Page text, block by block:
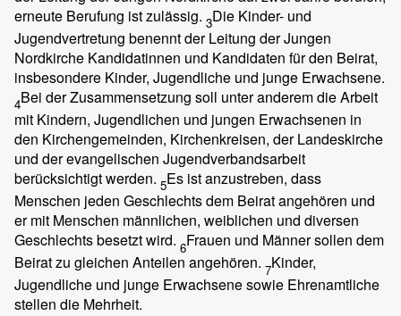
erneute Berufung ist zulässig. 3Die Kinder- und
Jugendvertretung benennt der Leitung der Jungen
Nordkirche Kandidatinnen und Kandidaten für den Beirat,
insbesondere Kinder, Jugendliche und junge Erwachsene.
4Bei der Zusammensetzung soll unter anderem die Arbeit
mit Kindern, Jugendlichen und jungen Erwachsenen in
den Kirchengemeinden, Kirchenkreisen, der Landeskirche
und der evangelischen Jugendverbandsarbeit
berücksichtigt werden. 5Es ist anzustreben, dass
Menschen jeden Geschlechts dem Beirat angehören und
er mit Menschen männlichen, weiblichen und diversen
Geschlechts besetzt wird. 6Frauen und Männer sollen dem
Beirat zu gleichen Anteilen angehören. 7Kinder,
Jugendliche und junge Erwachsene sowie Ehrenamtliche
stellen die Mehrheit.